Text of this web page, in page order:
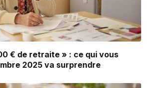
€ de retraite » : ce qui vous
2025 va surprendre